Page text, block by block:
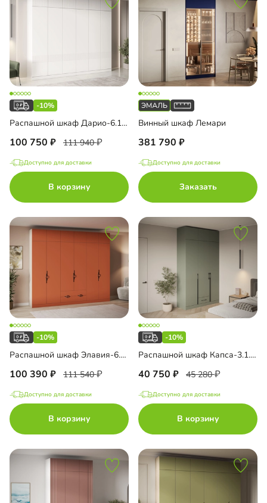
-10%
Распашной шкаф Дарио-6.1 с антресолью
100 750 111 940
Доступно для доставки
В корзину
Винный шкаф Лемари
381 790
Доступно для доставки
Заказать
-10%
Распашной шкаф Элавия-6.2 Премиум с антресолью
100 390 111 540
Доступно для доставки
В корзину
-10%
Распашной шкаф Капса-3.1.1 с антресолью
40 750 45 280
Доступно для доставки
В корзину